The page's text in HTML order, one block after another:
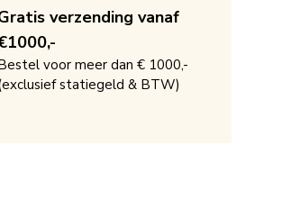
verzending vanaf
voor meer dan € 1000,-
statiegeld & BTW)